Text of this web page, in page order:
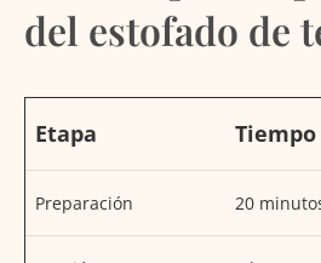
del estofado de
Etapa Tiempo
Preparación 20